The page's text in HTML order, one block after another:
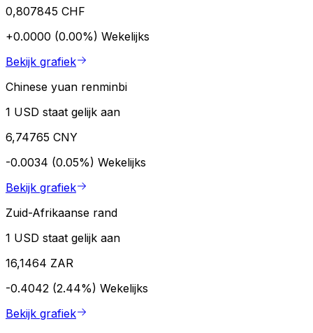
0,807845 CHF
+0.0000 (0.00%) Wekelijks
Bekijk grafiek
Chinese yuan renminbi
1 USD staat gelijk aan
6,74765 CNY
-0.0034 (0.05%) Wekelijks
Bekijk grafiek
Zuid-Afrikaanse rand
1 USD staat gelijk aan
16,1464 ZAR
-0.4042 (2.44%) Wekelijks
Bekijk grafiek